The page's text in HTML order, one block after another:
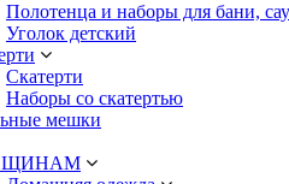
Полотенца и наборы для бани,
Уголок детский
Скатерти
Наборы со скатертью
мешки